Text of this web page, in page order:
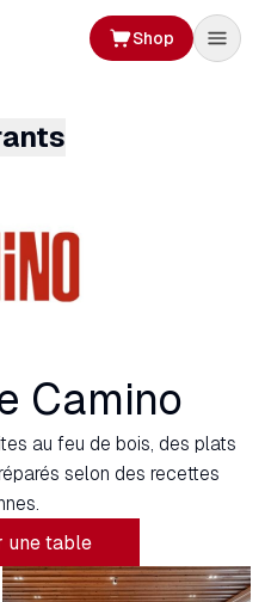
Shop
Camino
au feu de bois, des plats
selon des recettes
une table